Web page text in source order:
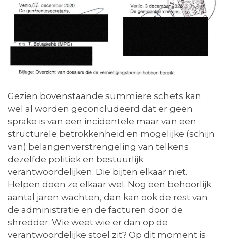
Gezien bovenstaande summiere schets kan
wel al worden geconcludeerd dat er geen
sprake is van een incidentele maar van een
structurele betrokkenheid en mogelijke (schijn
van) belangenverstrengeling van telkens
dezelfde politiek en bestuurlijk
verantwoordelijken. Die bijten elkaar niet.
Helpen doen ze elkaar wel. Nog een behoorlijk
aantal jaren wachten, dan kan ook de rest van
de administratie en de facturen door de
shredder. Wie weet wie er dan op de
verantwoordelijke stoel zit? Op dit moment is